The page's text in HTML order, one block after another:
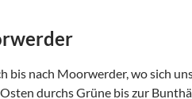
bis nach Moorwerder, wo sich
durchs Grüne bis zur